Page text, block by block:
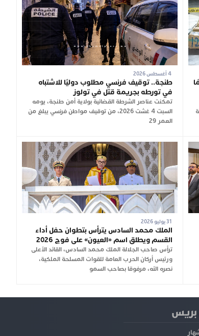
4 أغسطس 2026
طنجة.. توقيف فرنسي مطلوب دوليًا للاشتباه
في تورطه بجريمة قتل في تولوز
تمكنت عناصر الشرطة القضائية بولاية أمن طنجة، يومه
السبت 4 غشت 2026، من توقيف مواطن فرنسي يبلغ من
العمر 29
31 يوليو 2026
الملك محمد السادس يترأس بتطوان حفل أداء
القسم ويطلق اسم «العيون» على فوج 2026
ترأس صاحب الجلالة الملك محمد السادس، القائد الأعلى
ورئيس أركان الحرب العامة للقوات المسلحة الملكية،
نصره الله، مرفوقا بصاحب السمو